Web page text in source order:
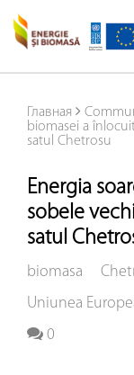
Главная
biomasei a
satul Chetrosu
Energia
sobele
satul
biomasa
Uniunea
0